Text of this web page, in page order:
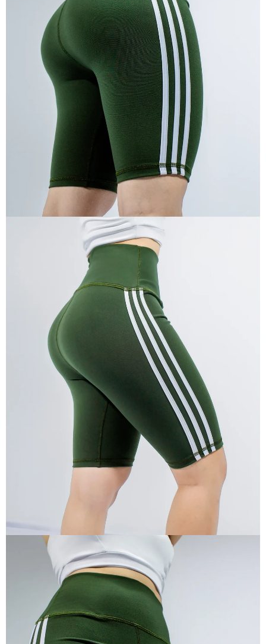
ABRIR
IMAGEN
EN
PANTALLA
COMPLETA
ABRIR
IMAGEN
PANTALLA
COMPLETA